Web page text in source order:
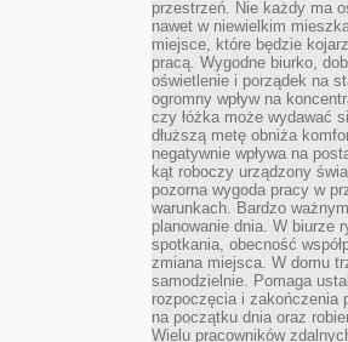
przestrzeń. Nie każdy ma
nawet w niewielkim
miejsce, które będzie
pracą. Wygodne biurko,
oświetlenie i porządek na
ogromny wpływ na
czy łóżka może wydawać
dłuższą metę obniża
negatywnie wpływa na
kąt roboczy urządzony
pozorna wygoda pracy w
warunkach. Bardzo
planowanie dnia. W biurze
spotkania, obecność
zmiana miejsca. W domu
samodzielnie. Pomaga
rozpoczęcia i zakończenia
na początku dnia oraz
Wielu pracowników